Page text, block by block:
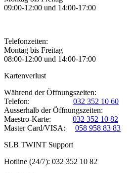
09:00-12:00 und 14:00-17:00
Telefonzeiten:
Montag bis Freitag
08:00-12:00 und 14:00-17:00
Kartenverlust
Während der Öffnungszeiten:
Telefon: 032 352 10 60
Ausserhalb der Öffnungszeiten:
Maestro-Karte: 032 352 10 82
Master Card/VISA: 058 958 83 83
SLB TWINT Support
Hotline (24/7): 032 352 10 82